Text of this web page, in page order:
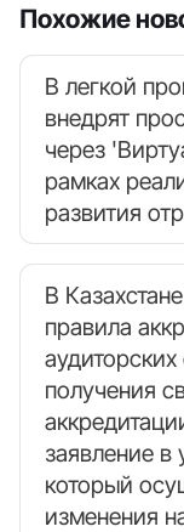
Похожие
В легкой
внедрят
через
рамках
развития
В
правила
получения
заявление в
который
изменения